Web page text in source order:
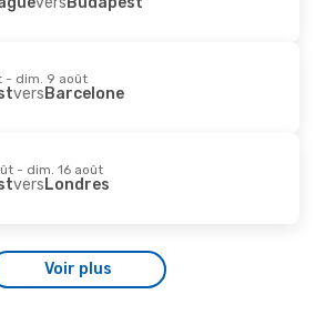
- dim. 9 août
versBarcelone
- dim. 16 août
versLondres
Voir plus